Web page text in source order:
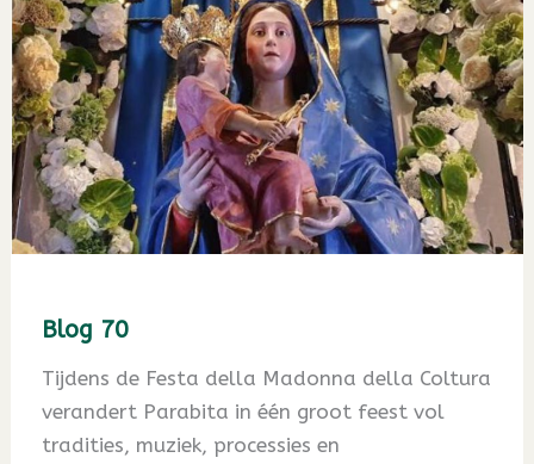
Blog 70
Tijdens de Festa della Madonna della Coltura
verandert Parabita in één groot feest vol
tradities, muziek, processies en